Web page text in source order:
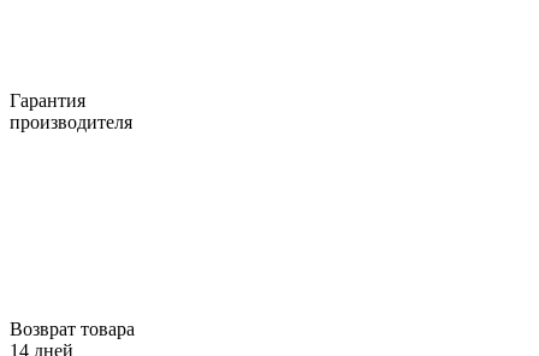
Гарантия
производителя
Возврат товара
14 дней